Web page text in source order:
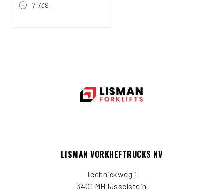
7,739
LISMAN VORKHEFTRUCKS NV
Techniekweg 1
3401 MH IJsselstein